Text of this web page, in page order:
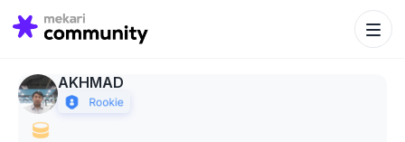
Search
for:
Search
AKHMAD